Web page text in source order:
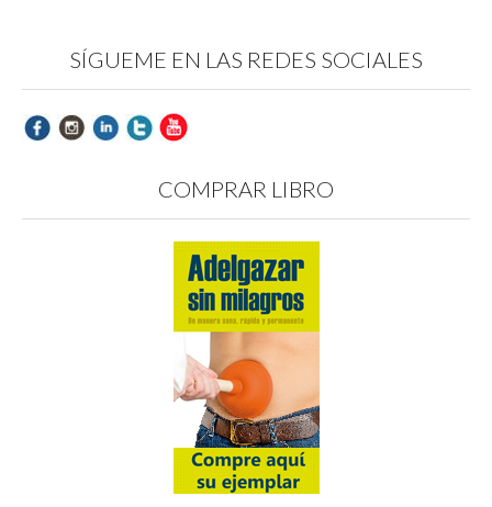
SÍGUEME EN LAS REDES SOCIALES
COMPRAR LIBRO